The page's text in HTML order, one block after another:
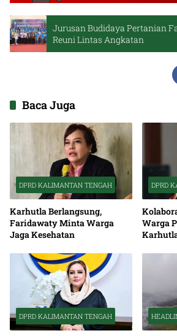
Jurusan Budidaya Pertanian
Reuni Lintas Angkatan
Baca Juga
DPRD KALIMANTAN TENGAH
Karhutla Berlangsung,
Faridawaty Minta Warga
Jaga Kesehatan
DPRD
Warga
DPRD KALIMANTAN TENGAH